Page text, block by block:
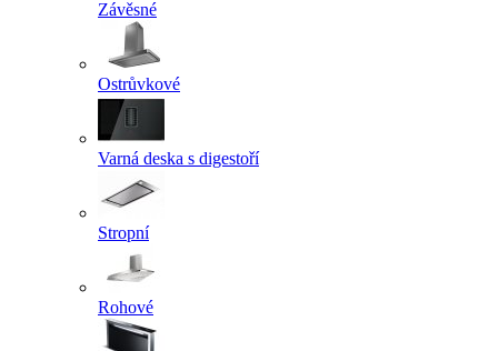
Závěsné
Ostrůvkové
Varná deska s digestoří
Stropní
Rohové